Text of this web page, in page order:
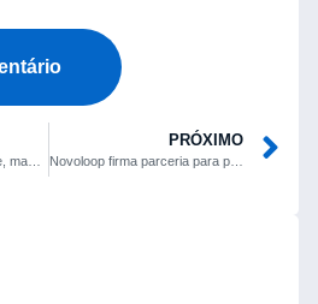
PRÓXIMO
Novoloop firma parceria para produzir poliuretano termoplástico reciclado em escala comercial